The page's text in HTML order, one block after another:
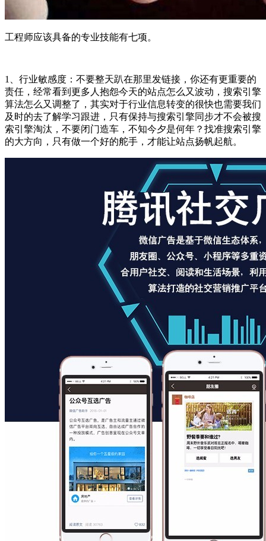
工程师应该具备的专业技能有七项。
1、行业敏感度：不要整天趴在那里发链接，你还有更重要的
责任，经常看到更多人抱怨今天的站点怎么又波动，搜索引擎
算法怎么又调整了，其实对于行业信息转变的很快也需要我们
及时的去了解学习跟进，只有保持与搜索引擎同步才不会被搜
索引擎淘汰，不要闭门造车，不知今夕是何年？找准搜索引擎
的大方向，只有做一个好的舵手，才能让站点扬帆起航。